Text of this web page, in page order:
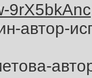
9rX5bkAnc
автор-